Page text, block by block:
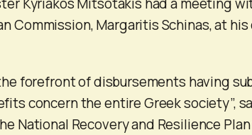
Commission, Margaritis Schinas, at
forefront of disbursements having
concern the entire Greek society”,
National Recovery and Resilience